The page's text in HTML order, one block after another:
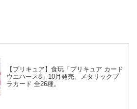
【プリキュア】食玩「プリキュア カード
ウエハース8」10月発売。メタリックプ
ラカード 全26種。